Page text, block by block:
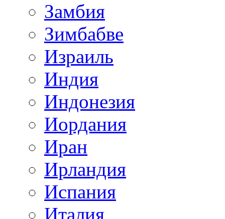
Замбия
Зимбабве
Израиль
Индия
Индонезия
Иордания
Иран
Ирландия
Испания
Италия